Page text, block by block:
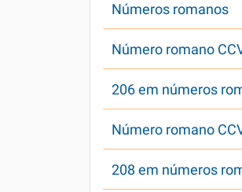
Números romanos
Número romano
206 em números
Número romano
208 em números